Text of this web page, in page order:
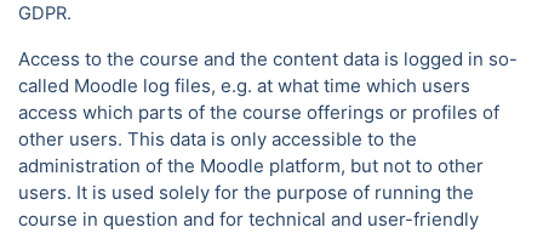
GDPR.
Access to the course and the content data is logged in so-
called Moodle log files, e.g. at what time which users
access which parts of the course offerings or profiles of
other users. This data is only accessible to the
administration of the Moodle platform, but not to other
users. It is used solely for the purpose of running the
course in question and for technical and user-friendly